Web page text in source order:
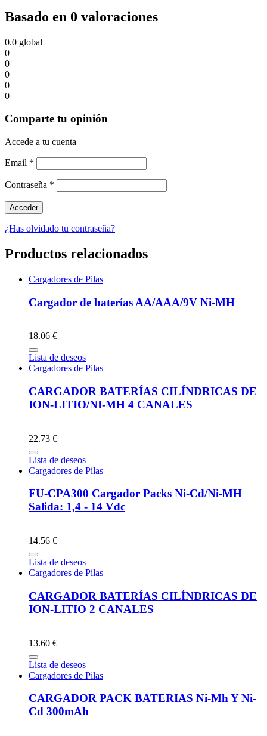
Basado en 0 valoraciones
0.0 global
0
0
0
0
0
Comparte tu opinión
Accede a tu cuenta
Email *
Contraseña *
¿Has olvidado tu contraseña?
Productos relacionados
Cargadores de Pilas
Cargador de baterías AA/AAA/9V Ni-MH
18.06 €
Lista de deseos
Cargadores de Pilas
CARGADOR BATERÍAS CILÍNDRICAS DE
ION-LITIO/NI-MH 4 CANALES
22.73 €
Lista de deseos
Cargadores de Pilas
FU-CPA300 Cargador Packs Ni-Cd/Ni-MH
Salida: 1,4 - 14 Vdc
14.56 €
Lista de deseos
Cargadores de Pilas
CARGADOR BATERÍAS CILÍNDRICAS DE
ION-LITIO 2 CANALES
13.60 €
Lista de deseos
Cargadores de Pilas
CARGADOR PACK BATERIAS Ni-Mh Y Ni-
Cd 300mAh